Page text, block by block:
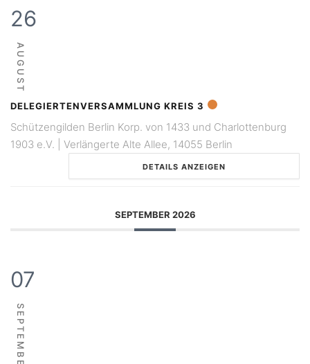
26
AUGUST
DELEGIERTENVERSAMMLUNG KREIS 3
Schützengilden Berlin Korp. von 1433 und Charlottenburg
1903 e.V. | Verlängerte Alte Allee, 14055 Berlin
DETAILS ANZEIGEN
SEPTEMBER 2026
07
SEPTEMBER